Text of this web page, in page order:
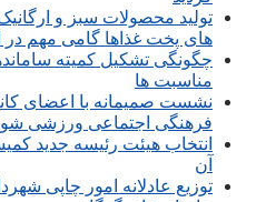
تولید محصولات سبز و
های پخت غذاها گامی مهم در
چگونگی تشکیل کمیته
مناسبت ها
نشست صمیمانه با اعضای
فرهنگی اجتماعی ورزشی
انتخاب هیئت رئیسه جدید
آن
توزیع عادلانه امور چاپی